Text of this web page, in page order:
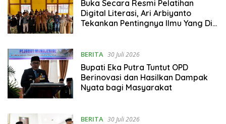
Buka Secara Resmi Pelatihan
Digital Literasi, Ari Arbiyanto
Tekankan Pentingnya Ilmu Yang Di
BERITA 30 Juli 2026
Bupati Eka Putra Tuntut OPD
Berinovasi dan Hasilkan Dampak
Nyata bagi Masyarakat
BERITA 30 Juli 2026